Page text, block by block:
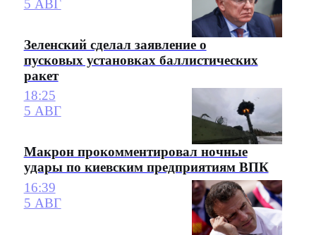
5 АВГ
Зеленский сделал заявление о
пусковых установках баллистических
ракет
18:25
5 АВГ
Макрон прокомментировал ночные
удары по киевским предприятиям ВПК
16:39
5 АВГ